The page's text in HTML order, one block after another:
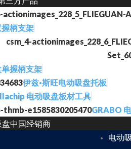
柄支架
握柄支架
伊兹·斯旺电动吸盘托板
电动吸盘板材工具
GRABO
中国经销商
电动